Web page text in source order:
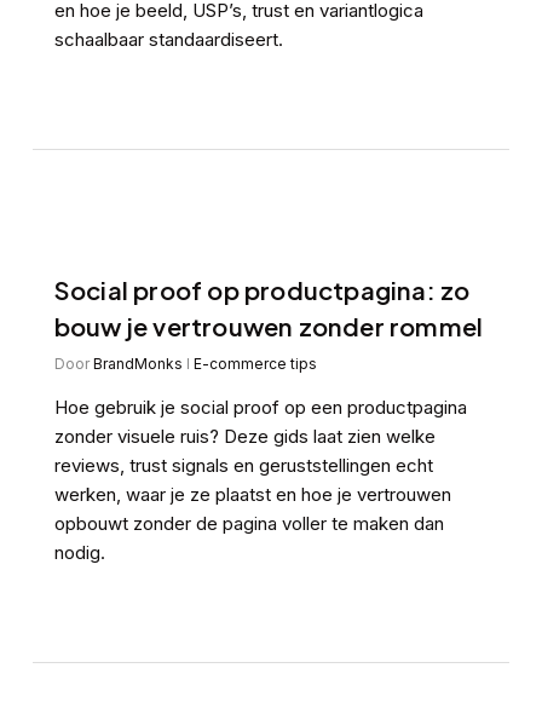
en hoe je beeld, USP’s, trust en variantlogica
schaalbaar standaardiseert.
Social proof op productpagina: zo
bouw je vertrouwen zonder rommel
Door BrandMonks E-commerce tips
Hoe gebruik je social proof op een productpagina
zonder visuele ruis? Deze gids laat zien welke
reviews, trust signals en geruststellingen echt
werken, waar je ze plaatst en hoe je vertrouwen
opbouwt zonder de pagina voller te maken dan
nodig.